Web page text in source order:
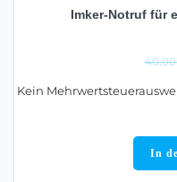
Imker-Notruf für
Kein
In